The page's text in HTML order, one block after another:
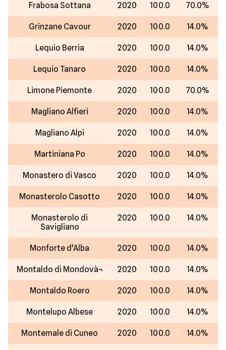
Frabosa Sottana 2020 100.0 70.0%
Grinzane Cavour 2020 100.0 14.0%
Lequio Berria 2020 100.0 14.0%
Lequio Tanaro 2020 100.0 14.0%
Limone Piemonte 2020 100.0 70.0%
Magliano Alfieri 2020 100.0 14.0%
Magliano Alpi 2020 100.0 14.0%
Martiniana Po 2020 100.0 14.0%
Monastero di Vasco 2020 100.0 14.0%
Monasterolo Casotto 2020 100.0 14.0%
Monasterolo di
Savigliano
2020 100.0 14.0%
Monforte d'Alba 2020 100.0 14.0%
Montaldo di Mondovà¬ 2020 100.0 14.0%
Montaldo Roero 2020 100.0 14.0%
Montelupo Albese 2020 100.0 14.0%
Montemale di Cuneo 2020 100.0 14.0%